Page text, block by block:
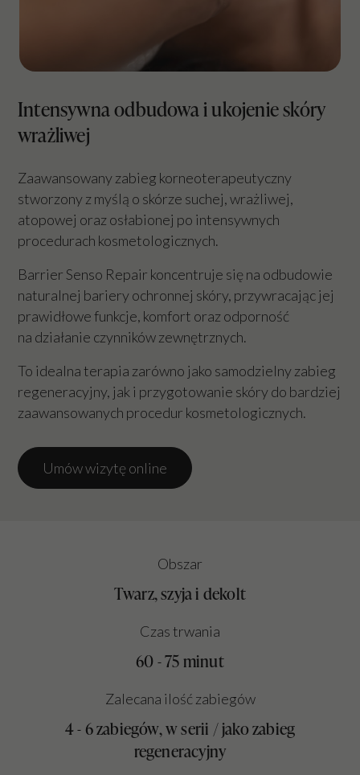
Intensywna odbudowa i ukojenie skóry
wrażliwej
Zaawansowany zabieg korneoterapeutyczny
stworzony z myślą o skórze suchej, wrażliwej,
atopowej oraz osłabionej po intensywnych
procedurach kosmetologicznych.
Barrier Senso Repair koncentruje się na odbudowie
naturalnej bariery ochronnej skóry, przywracając jej
prawidłowe funkcje, komfort oraz odporność
na działanie czynników zewnętrznych.
To idealna terapia zarówno jako samodzielny zabieg
regeneracyjny, jak i przygotowanie skóry do bardziej
zaawansowanych procedur kosmetologicznych.
Umów wizytę online
Obszar
Twarz, szyja i dekolt
Czas trwania
60 - 75 minut
Zalecana ilość zabiegów
4 - 6 zabiegów, w serii / jako zabieg
regeneracyjny